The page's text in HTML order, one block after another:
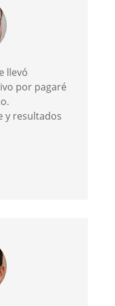
llevó
por pagaré
y resultados